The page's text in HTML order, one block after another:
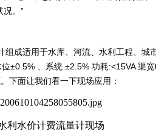
况。”
成适用于水库、河流、水利工程、城
±0.5% 、系统 ±2.5% 功耗:<15VA 渠
下面让我们看一下现场应用：
利水价计费流量计现场